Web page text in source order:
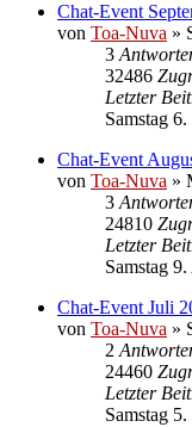
Chat-Event
von Toa-Nuva »
3
32486
Letzter
Samstag
Chat-Event
von Toa-Nuva »
3
24810
Letzter
Samstag
Chat-Event Juli
von Toa-Nuva »
2
24460
Letzter
Samstag